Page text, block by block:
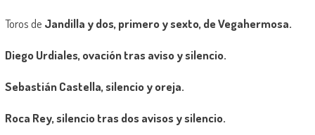
Toros de Jandilla y dos, primero y sexto, de Vegahermosa.
Diego Urdiales, ovación tras aviso y silencio.
Sebastián Castella, silencio y oreja.
Roca Rey, silencio tras dos avisos y silencio.